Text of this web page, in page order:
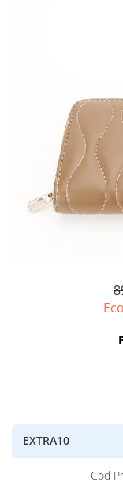
EXTRA10
Cod